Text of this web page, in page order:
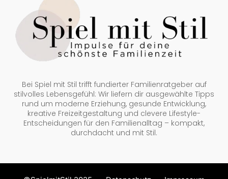
Bei Spiel mit Stil trifft fundierter Familienratgeber auf
stilvolles Lebensgefühl: Wir liefern dir ausgewählte Tipps
rund um moderne Erziehung, gesunde Entwicklung,
kreative Freizeitgestaltung und clevere Lifestyle-
Entscheidungen für den Familienalltag – kompakt,
durchdacht und mit Stil.